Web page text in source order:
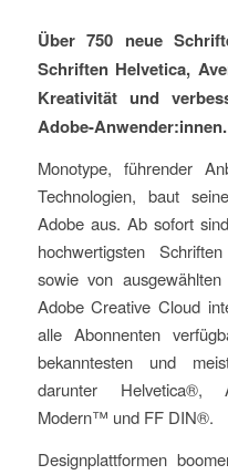
Über 750 neue
Schriften Helvetica,
Kreativität und
Adobe-Anwender:innen.
Monotype, führender
Technologien, baut
Adobe aus. Ab sofort
hochwertigsten
sowie von
Adobe Creative Cloud
alle Abonnenten
bekanntesten und
darunter Helvetica®,
Modern™ und FF DIN®.
Designplattformen